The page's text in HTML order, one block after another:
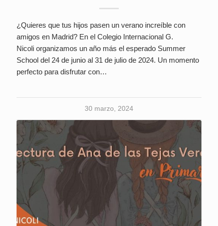
¿Quieres que tus hijos pasen un verano increíble con
amigos en Madrid? En el Colegio Internacional G.
Nicoli organizamos un año más el esperado Summer
School del 24 de junio al 31 de julio de 2024. Un momento
perfecto para disfrutar con…
30 marzo, 2024